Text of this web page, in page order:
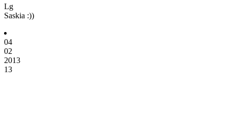
Lg
Saskia :))
04
02
2013
13